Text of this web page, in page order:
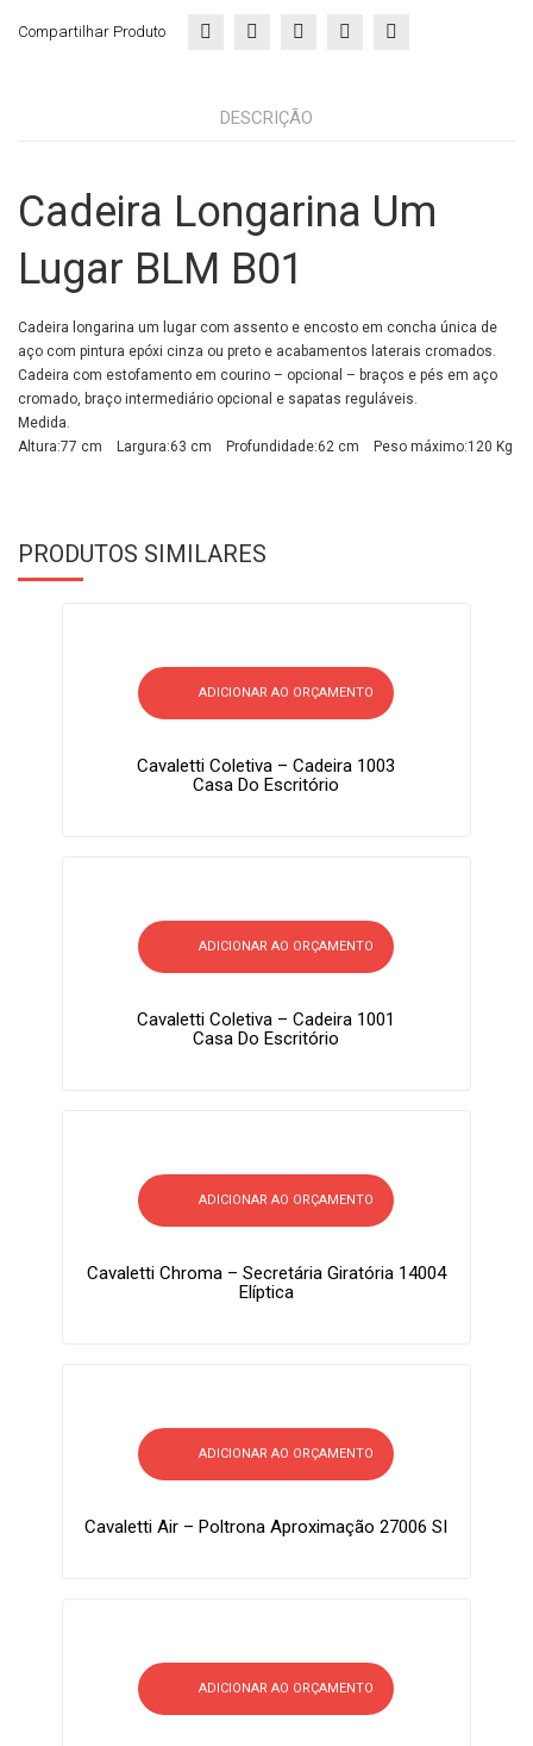
Compartilhar Produto
DESCRIÇÃO
Cadeira Longarina Um
Lugar BLM B01
Cadeira longarina um lugar com assento e encosto em concha única de
aço com pintura epóxi cinza ou preto e acabamentos laterais cromados.
Cadeira com estofamento em courino – opcional – braços e pés em aço
cromado, braço intermediário opcional e sapatas reguláveis.
Medida.
Altura:77 cm Largura:63 cm Profundidade:62 cm Peso máximo:120 Kg
PRODUTOS SIMILARES
ADICIONAR AO ORÇAMENTO
Cavaletti Coletiva – Cadeira 1003
Casa Do Escritório
ADICIONAR AO ORÇAMENTO
Cavaletti Coletiva – Cadeira 1001
Casa Do Escritório
ADICIONAR AO ORÇAMENTO
Cavaletti Chroma – Secretária Giratória 14004
Elíptica
ADICIONAR AO ORÇAMENTO
Cavaletti Air – Poltrona Aproximação 27006 SI
ADICIONAR AO ORÇAMENTO